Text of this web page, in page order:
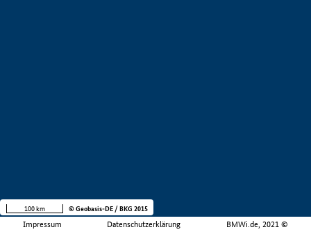
Impressum Datenschutzerklärung BMWi.de, 2021 ©
100 km © Geobasis-DE / BKG 2015